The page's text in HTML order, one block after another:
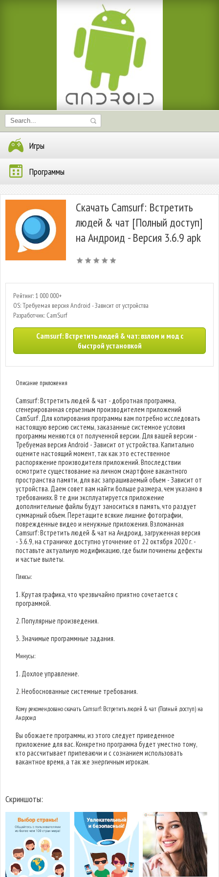
Игры
Программы
Скачать Camsurf: Встретить
людей & чат [Полный доступ]
на Андроид - Версия 3.6.9 apk
Рейтинг: 1 000 000+
OS: Требуемая версия Android - Зависит от устройства
Разработчик: CamSurf
Camsurf: Встретить людей & чат: взлом и мод с
быстрой установкой
Описание приложения
Camsurf: Встретить людей & чат - добротная программа,
сгенерированная серьезным производителем приложений
CamSurf. Для копирования программы вам потребно исследовать
настоящую версию системы, заказанные системное условия
программы меняются от полученной версии. Для вашей версии -
Требуемая версия Android - Зависит от устройства. Капитально
оцените настоящий момент, так как это естественное
распоряжение производителя приложений. Впоследствии
осмотрите существование на личном смартфоне вакантного
пространства памяти, для вас запрашиваемый объем - Зависит от
устройства. Даем совет вам найти больше размера, чем указано в
требованиях. В те дни эксплуатируется приложение
дополнительные файлы будут заноситься в память, что раздует
суммарный объем. Перетащите всякие лишние фотографии,
поврежденные видео и ненужные приложения. Взломанная
Camsurf: Встретить людей & чат на Андроид, загруженная версия
- 3.6.9, на страничке доступно уточнение от 22 октября 2020 г. -
поставьте актуальную модификацию, где были починены дефекты
и частые вылеты.
Плюсы:
1. Крутая графика, что чрезвычайно приятно сочетается с
программой.
2. Популярные произведения.
3. Значимые программные задания.
Минусы:
1. Дохлое управление.
2. Необоснованные системные требования.
Кому рекомендовано скачать Camsurf: Встретить людей & чат (Полный доступ) на
Андроид
Вы обожаете программы, из этого следует приведенное
приложение для вас. Конкретно программа будет уместно тому,
кто рассчитывает припеваючи и с сознанием использовать
вакантное время, а так же энергичным игрокам.
Скриншоты: